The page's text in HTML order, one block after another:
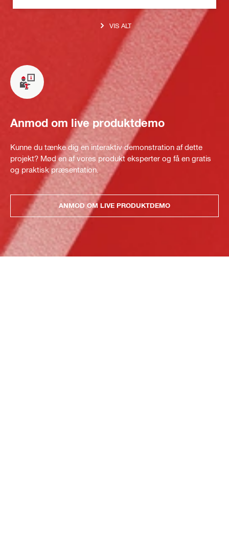
VIS ALT
Anmod om live produktdemo
Kunne du tænke dig en interaktiv demonstration af dette
projekt? Mød en af vores produkt eksperter og få en gratis
og praktisk præsentation.
ANMOD OM LIVE PRODUKTDEMO